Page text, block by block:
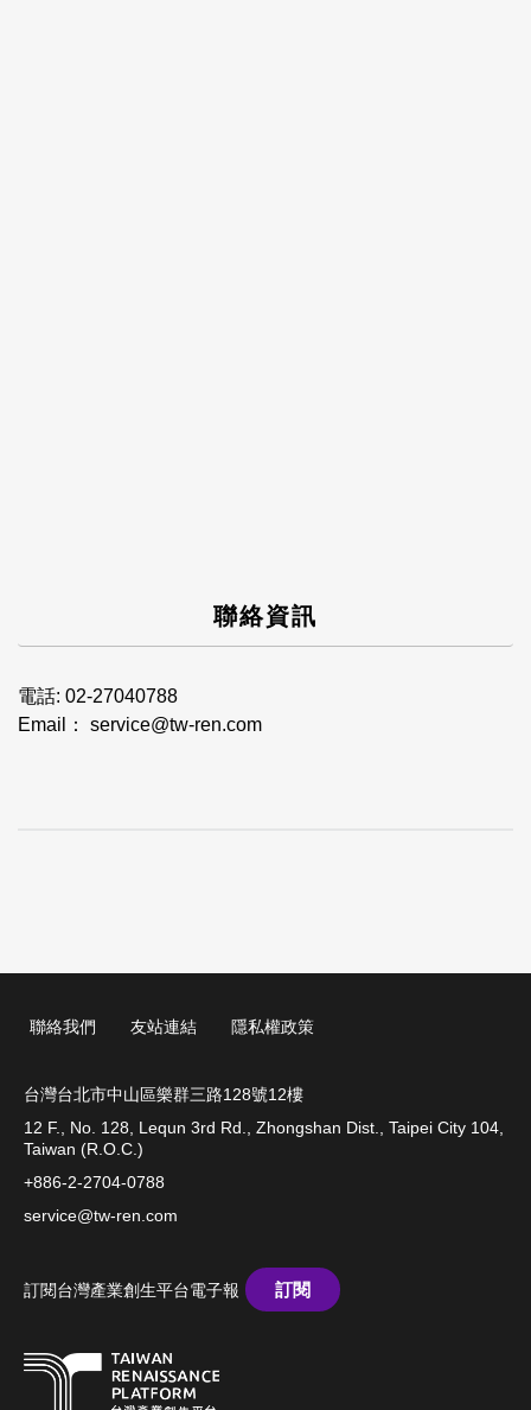
聯絡資訊
電話: 02-27040788
Email： service@tw-ren.com
聯絡我們 友站連結 隱私權政策
台灣台北市中山區樂群三路128號12樓
12 F., No. 128, Lequn 3rd Rd., Zhongshan Dist., Taipei City 104,
Taiwan (R.O.C.)
+886-2-2704-0788
service@tw-ren.com
訂閱台灣產業創生平台電子報 訂閱